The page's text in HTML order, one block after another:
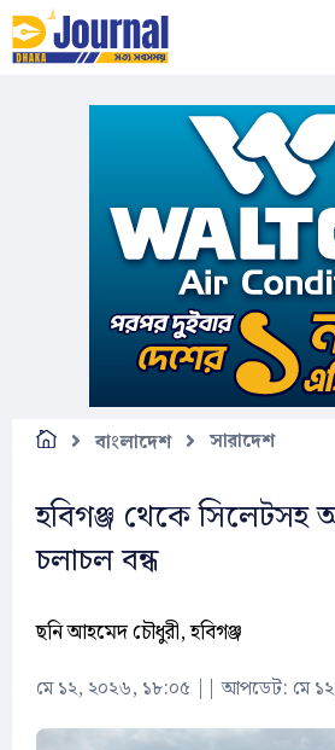
Skip to main content
বাংলাদেশ সারাদেশ
হবিগঞ্জ থেকে সিলেটসহ
চলাচল বন্ধ
ছনি আহমেদ চৌধুরী, হবিগঞ্জ
মে ১২, ২০২৬, ১৮:০৫ ||আপডেট: মে